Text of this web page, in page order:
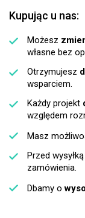
Kupując u nas:
Możesz
własne bez
Otrzymujesz
wsparciem.
Każdy projekt
względem
Masz
Przed
zamówienia.
Dbamy o